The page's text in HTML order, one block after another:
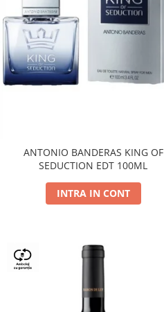
ANTONIO BANDERAS KING OF
SEDUCTION EDT 100ML
INTRA IN CONT